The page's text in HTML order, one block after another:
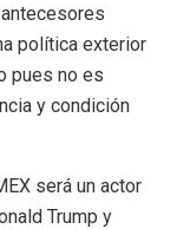
política exterior
pues no es
y condición
será un actor
Trump y